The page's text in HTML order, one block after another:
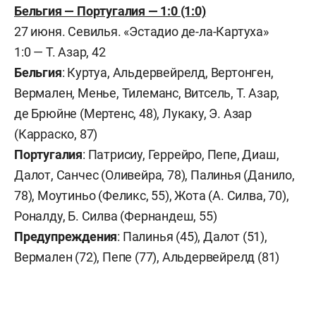
Бельгия — Португалия — 1:0 (1:0)
27 июня. Севилья. «Эстадио де-ла-Картуха»
1:0 — Т. Азар, 42
Бельгия: Куртуа, Альдервейрелд, Вертонген,
Вермален, Менье, Тилеманс, Витсель, Т. Азар,
де Брюйне (Мертенс, 48), Лукаку, Э. Азар
(Карраско, 87)
Португалия: Патрисиу, Геррейро, Пепе, Диаш,
Далот, Санчес (Оливейра, 78), Палинья (Данило,
78), Моутиньо (Феликс, 55), Жота (А. Силва, 70),
Роналду, Б. Силва (Фернандеш, 55)
Предупреждения: Палинья (45), Далот (51),
Вермален (72), Пепе (77), Альдервейрелд (81)